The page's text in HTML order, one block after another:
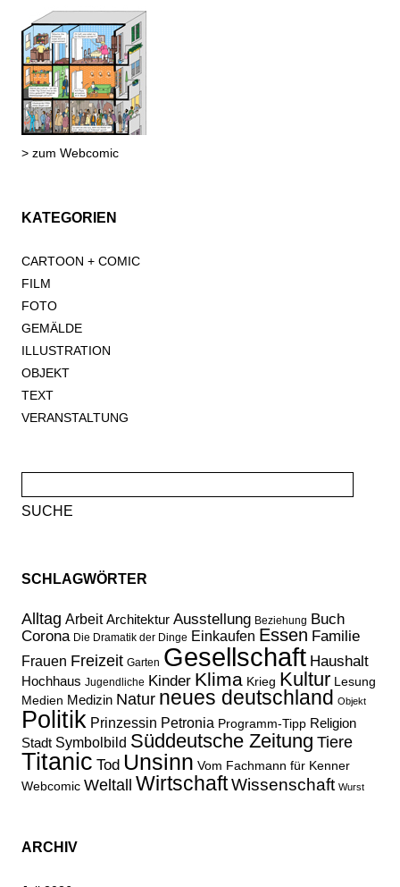
> zum Webcomic
KATEGORIEN
CARTOON + COMIC
FILM
FOTO
GEMÄLDE
ILLUSTRATION
OBJEKT
TEXT
VERANSTALTUNG
nach:
SCHLAGWÖRTER
Alltag Arbeit Architektur Ausstellung Beziehung Buch
Corona Die Dramatik der Dinge Einkaufen Essen Familie
Frauen Freizeit Garten Gesellschaft Haushalt
Hochhaus Jugendliche Kinder Klima Krieg Kultur Lesung
Medien Medizin Natur neues deutschland Objekt
Politik Prinzessin Petronia Programm-Tipp Religion
Stadt Symbolbild Süddeutsche Zeitung Tiere
Titanic Tod Unsinn Vom Fachmann für Kenner
Webcomic Weltall WirtschaftWissenschaft Wurst
ARCHIV